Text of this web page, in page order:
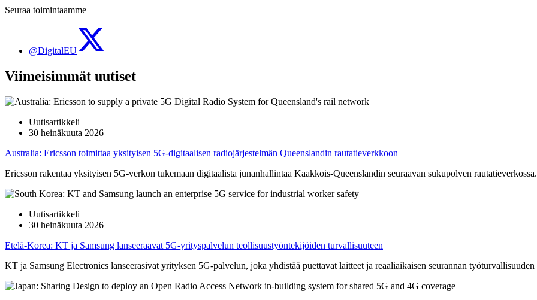
Seuraa toimintaamme
@DigitalEU
Viimeisimmät uutiset
Uutisartikkeli
30 heinäkuuta 2026
Australia: Ericsson toimittaa yksityisen 5G-digitaalisen radiojärjestelmän Queenslandin rautatieverkkoon
Ericsson rakentaa yksityisen 5G-verkon tukemaan digitaalista junanhallintaa Kaakkois-Queenslandin seuraavan sukupolven rautatieverkossa.
Uutisartikkeli
30 heinäkuuta 2026
Etelä-Korea: KT ja Samsung lanseeraavat 5G-yrityspalvelun teollisuustyöntekijöiden turvallisuuteen
KT ja Samsung Electronics lanseerasivat yrityksen 5G-palvelun, joka yhdistää puettavat laitteet ja reaaliaikaisen seurannan työturvallisuuden